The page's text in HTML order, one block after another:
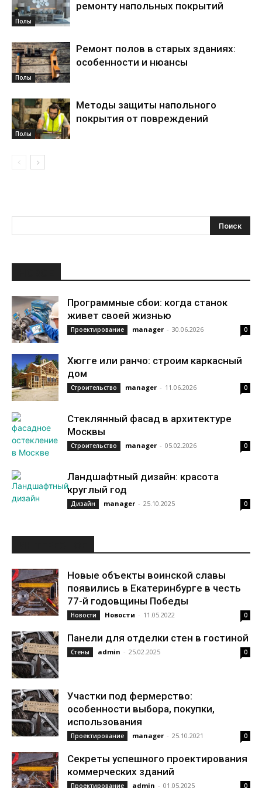
Полы
ремонту напольных покрытий
Полы
Ремонт полов в старых зданиях:
особенности и нюансы
Полы
Методы защиты напольного
покрытия от повреждений
Программные сбои: когда станок
живет своей жизнью
Проектирование manager - 30.06.2026 0
Хюгге или ранчо: строим каркасный
дом
Строительство manager - 11.06.2026 0
Стеклянный фасад в архитектуре
Москвы
Строительство manager - 05.02.2026 0
Ландшафтный дизайн: красота
круглый год
Дизайн manager - 25.10.2025 0
Новые объекты воинской славы
появились в Екатеринбурге в честь
77-й годовщины Победы
Новости Новости - 11.05.2022 0
Панели для отделки стен в гостиной
Стены admin - 25.02.2025 0
Участки под фермерство:
особенности выбора, покупки,
использования
Проектирование manager - 25.10.2021 0
Секреты успешного проектирования
коммерческих зданий
Проектирование admin - 01.05.2025 0